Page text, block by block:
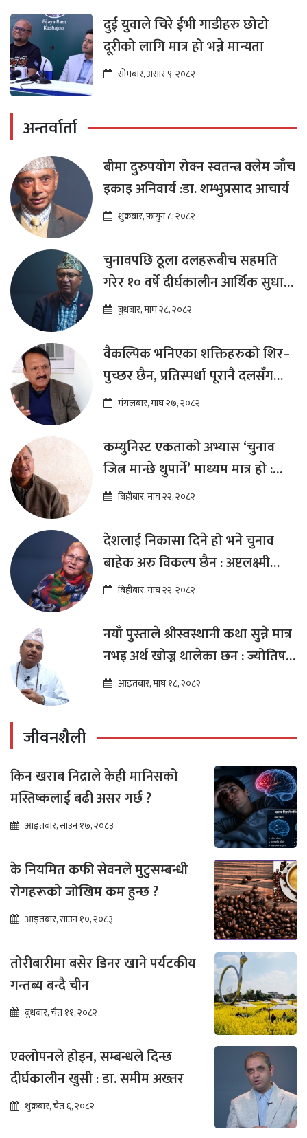
दुई युवाले चिरे ईभी गाडीहरु छोटो
दूरीको लागि मात्र हो भन्ने मान्यता
सोमबार, असार ९, २०८२
अन्तर्वार्ता
बीमा दुरुपयोग रोक्न स्वतन्त्र क्लेम जाँच
इकाइ अनिवार्य :डा. शम्भुप्रसाद आचार्य
शुक्रबार, फागुन ८, २०८२
चुनावपछि ठूला दलहरूबीच सहमति
गरेर १० वर्षे दीर्घकालीन आर्थिक सुधार
कार्यक्रम ल्याउनुपर्छ : हेमराज ढकाल
बुधबार, माघ २८, २०८२
वैकल्पिक भनिएका शक्तिहरुको शिर–
पुच्छर छैन, प्रतिस्पर्धा पूरानै दलसँग
हुन्छ : डा.प्रकाश शरण महत
मंगलबार, माघ २७, २०८२
कम्युनिस्ट एकताको अभ्यास ‘चुनाव
जित्न मान्छे थुपार्ने’ माध्यम मात्र हो :
विप्लव
बिहीबार, माघ २२, २०८२
देशलाई निकासा दिने हो भने चुनाव
बाहेक अरु विकल्प छैन : अष्टलक्ष्मी
शाक्यबिहीबार, माघ २२, २०८२
नयाँ पुस्ताले श्रीस्वस्थानी कथा सुन्ने मात्र
नभइ अर्थ खोज्न थालेका छन : ज्योतिष
तारा लोचन न्यौपाने
आइतबार, माघ १८, २०८२
जीवनशैली
किन खराब निद्राले केही मानिसको
मस्तिष्कलाई बढी असर गर्छ ?
आइतबार, साउन १७, २०८३
के नियमित कफी सेवनले मुटुसम्बन्धी
रोगहरूको जोखिम कम हुन्छ ?
आइतबार, साउन १०, २०८३
तोरीबारीमा बसेर डिनर खाने पर्यटकीय
गन्तब्य बन्दै चीन
बुधबार, चैत ११, २०८२
एक्लोपनले होइन, सम्बन्धले दिन्छ
दीर्घकालीन खुसी : डा. समीम अख्तर
शुक्रबार, चैत ६, २०८२